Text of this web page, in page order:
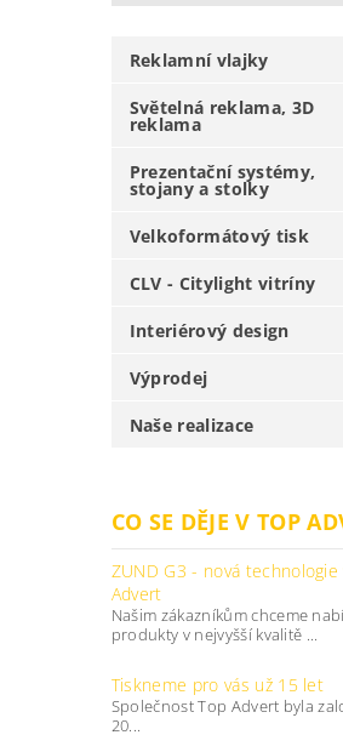
Reklamní vlajky
Světelná reklama, 3D
reklama
Prezentační systémy,
stojany a stolky
Velkoformátový tisk
CLV - Citylight vitríny
Interiérový design
Výprodej
Naše realizace
CO SE DĚJE V TOP
ZUND G3 - nová technologie
Advert
Našim zákazníkům chceme
produkty v nejvyšší kvalitě ...
Tiskneme pro vás už 15 let
Společnost Top Advert byla
20...